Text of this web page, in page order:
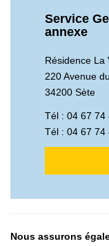
Service
annexe
Résidence La
220 Avenue
34200 Sète
Tél : 04 67 74
Tél : 04 67 74
Nous assurons